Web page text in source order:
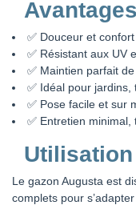
✅ Douceur et
✅ Résistant aux UV
✅ Maintien parfait
✅ Idéal pour
✅ Pose facile et sur
✅ Entretien
Le gazon Augusta est
complets pour